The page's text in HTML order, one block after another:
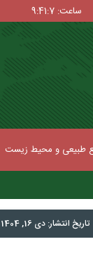
ساعت: 9:41:8
طبیعی و محیط زیست
تاریخ انتشار: دی 16, 1404